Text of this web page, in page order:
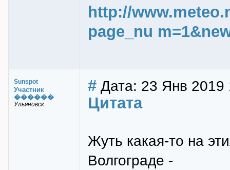
http://
page_nu
Sunspot
Участник
������
Ульяновск
# Дата: 23 Янв
Цитата
Жуть какая-то на
Волгограде -